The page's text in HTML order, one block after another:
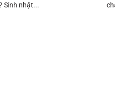
Sinh nhật...